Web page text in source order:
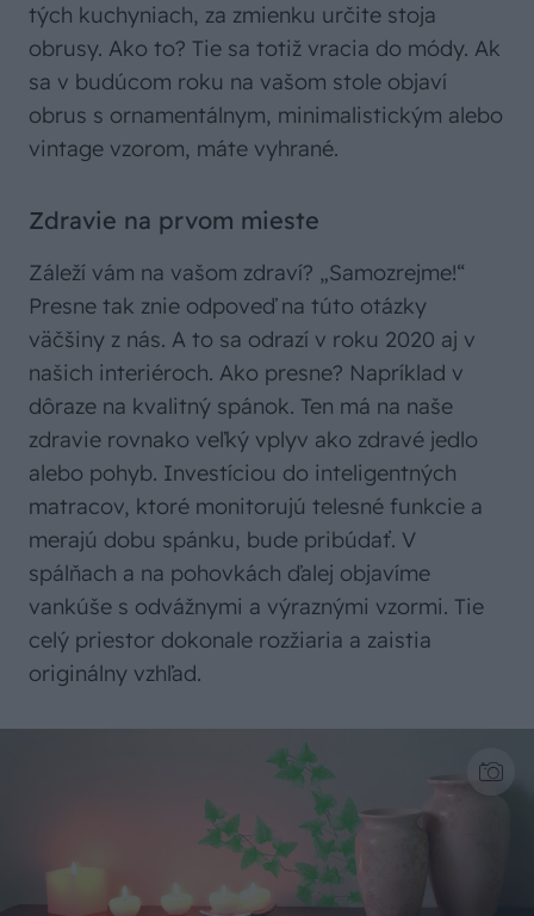
tých kuchyniach, za zmienku určite stoja
obrusy. Ako to? Tie sa totiž vracia do módy. Ak
sa v budúcom roku na vašom stole objaví
obrus s ornamentálnym, minimalistickým alebo
vintage vzorom, máte vyhrané.
Zdravie na prvom mieste
Záleží vám na vašom zdraví? „Samozrejme!“
Presne tak znie odpoveď na túto otázky
väčšiny z nás. A to sa odrazí v roku 2020 aj v
našich interiéroch. Ako presne? Napríklad v
dôraze na kvalitný spánok. Ten má na naše
zdravie rovnako veľký vplyv ako zdravé jedlo
alebo pohyb. Investíciou do inteligentných
matracov, ktoré monitorujú telesné funkcie a
merajú dobu spánku, bude pribúdať. V
spálňach a na pohovkách ďalej objavíme
vankúše s odvážnymi a výraznými vzormi. Tie
celý priestor dokonale rozžiaria a zaistia
originálny vzhľad.